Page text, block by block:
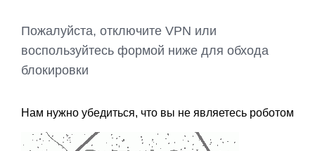
Пожалуйста, отключите VPN или
воспользуйтесь формой ниже для обхода
блокировки
Нам нужно убедиться, что вы не являетесь роботом